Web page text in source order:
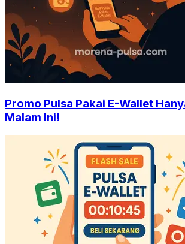
Promo Pulsa Pakai E-Wallet
Malam Ini!